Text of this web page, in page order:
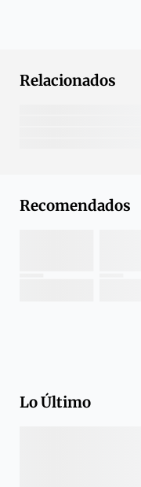
Relacionados
Recomendados
Lo Último